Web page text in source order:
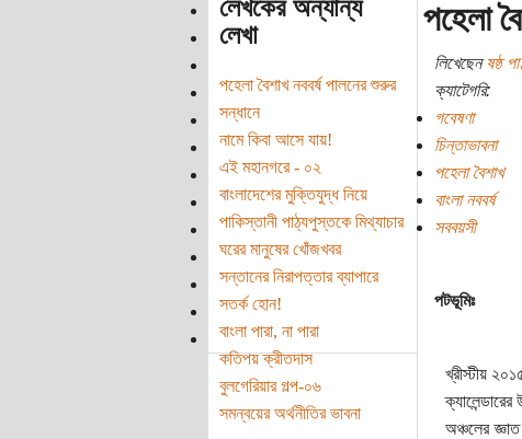
লেখকের অন্যান্য
লেখা
পহেলা বৈশাখ নববর্ষ পালনের শুরুর
সন্ধানে
নামে কিবা আসে যায়!
এই মহানগরে - ০২
বাংলাদেশের মুক্তিযুদ্ধ নিয়ে
পাকিস্তানী পাঠ্যপুস্তকে মিথ্যাচার
ঘরের মানুষের খোঁজখবর
সন্তানের নিরাপত্তার ব্যাপারে
সতর্ক হোন!
বাংলা পারা, না পারা
কতিপয় ক্রীতদাস
বুলগেরিয়ার গল্প-০৬
সমন্বয়ের অর্থনীতির ভাবনা
পহেলা
লিখেছেনষষ্ঠ
ক্যাটেগরি:
গবেষণা
চিন্তাভাবনা
পহেলা বৈশাখ
বাংলা নববর্ষ
সববয়সী
পটভূমিঃ
খ্রীস্টীয়
অঞ্চলের